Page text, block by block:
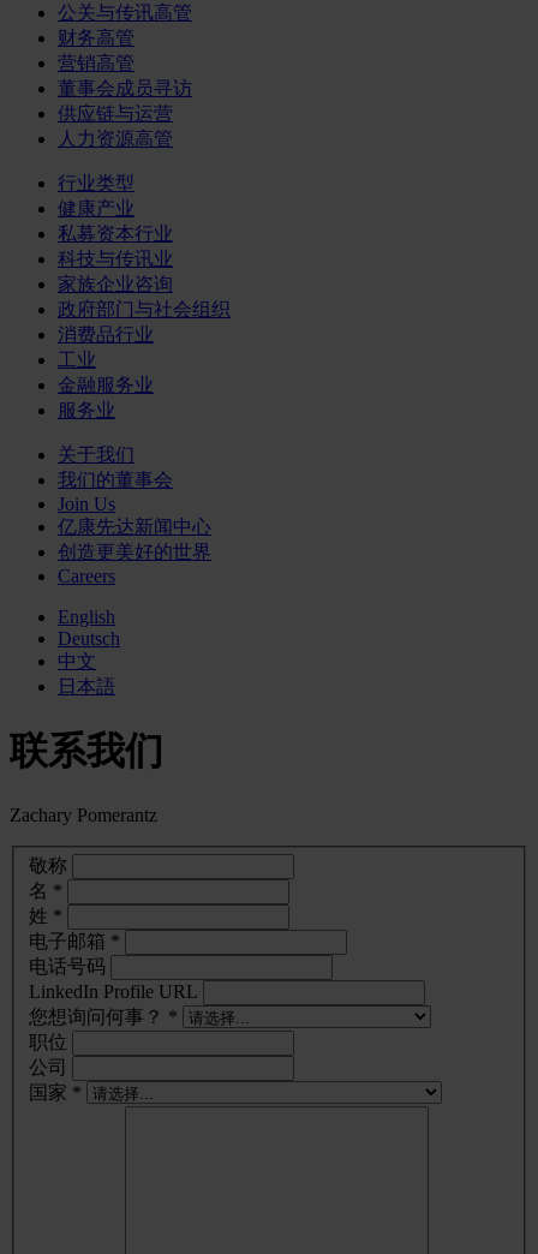
公关与传讯高管
财务高管
营销高管
董事会成员寻访
供应链与运营
人力资源高管
行业类型
健康产业
私募资本行业
科技与传讯业
家族企业咨询
政府部门与社会组织
消费品行业
工业
金融服务业
服务业
关于我们
我们的董事会
Join Us
亿康先达新闻中心
创造更美好的世界
Careers
English
Deutsch
中文
日本語
联系我们
Zachary Pomerantz
敬称
名 *
姓 *
电子邮箱 *
电话号码
LinkedIn Profile URL
您想询问何事？ *
职位
公司
国家 *